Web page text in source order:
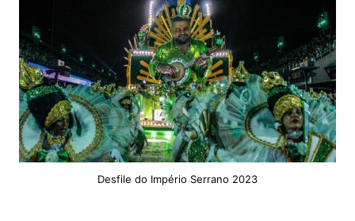
Desfile do Império Serrano 2023